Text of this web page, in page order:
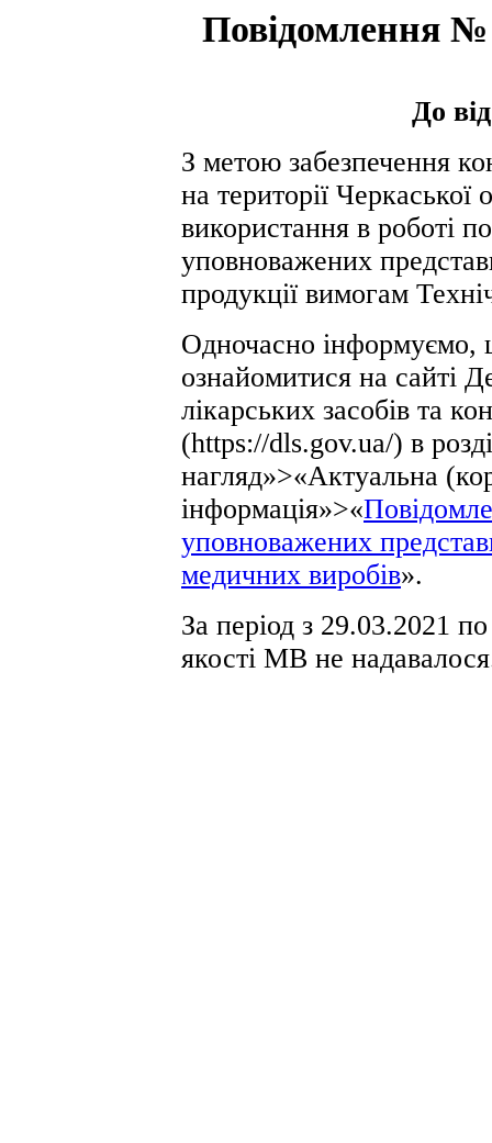
Повідомлення №
До
З метою забезпечення
на території Черкаської
використання в роботі
уповноважених
продукції вимогам
Одночасно
ознайомитися на сайті
лікарських засобів та
(https://dls.gov.ua/) в
нагляд»>«Актуальна
інформація»>«
уповноважених
медичних виробів».
За період з 29.03.2021
якості МВ не